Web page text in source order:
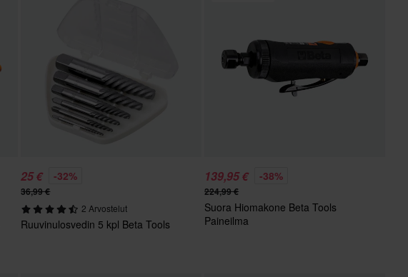
25 € -32%
36,99 €
2 Arvostelut
Ruuvinulosvedin 5 kpl Beta Tools
139,95 € -38%
224,99 €
Suora Hiomakone Beta Tools
Paineilma